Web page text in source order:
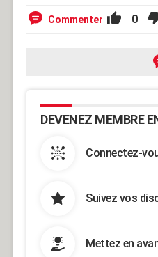
Commenter 0
DEVENEZ MEMBRE
Connectez-
Suivez vos
Mettez en